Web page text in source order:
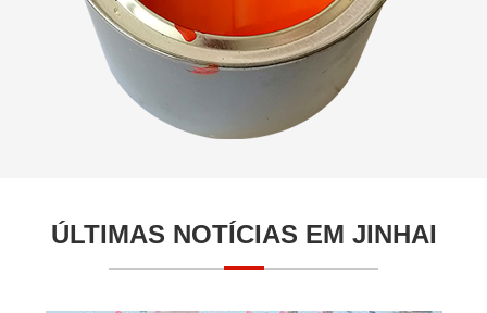
ÚLTIMAS NOTÍCIAS EM JINHAI